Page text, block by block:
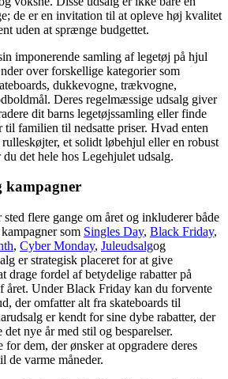
de er en invitation til at opleve høj kvalitet
uden at sprænge budgettet.
imponerende samling af legetøj på hjul
over forskellige kategorier som
dukkevogne, trækvogne,
Deres regelmæssige udsalg giver
dit barns legetøjssamling eller finde
til familien til nedsatte priser. Hvad enten
et solidt løbehjul eller en robust
det hele hos Legehjulet udsalg.
kampagner
flere gange om året og inkluderer både
som Singles Day, Black Friday,
, Cyber Monday, Juleudsalgog
er strategisk placeret for at give
drage fordel af betydelige rabatter på
året. Under Black Friday kan du forvente
der omfatter alt fra skateboards til
er kendt for sine dybe rabatter, der
nye år med stil og besparelser.
for dem, der ønsker at opgradere deres
de varme måneder.